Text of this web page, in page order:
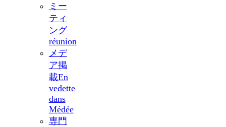
ミー
ティ
ング
réunion
メデ
ア掲
載En
vedette
dans
Médée
専門